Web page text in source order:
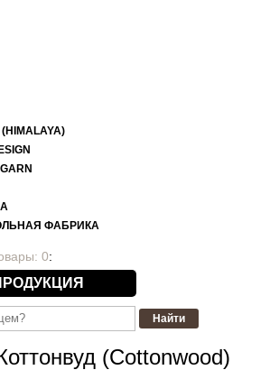
ФАБРИКА
0:
(Cottonwood)